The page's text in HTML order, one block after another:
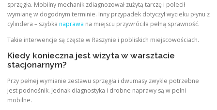
sprzęgła. Mobilny mechanik zdiagnozował zużytą tarczę i polecił
wymianę w dogodnym terminie. Inny przypadek dotyczył wycieku płynu z
cylindera – szybka naprawa na miejscu przywróciła pełną sprawność.
Takie interwencje są częste w Raszynie i pobliskich miejscowościach.
Kiedy konieczna jest wizyta w warsztacie
stacjonarnym?
Przy pełnej wymianie zestawu sprzęgła i dwumasy zwykle potrzebne
jest podnośnik. Jednak diagnostyka i drobne naprawy są w pełni
mobilne.